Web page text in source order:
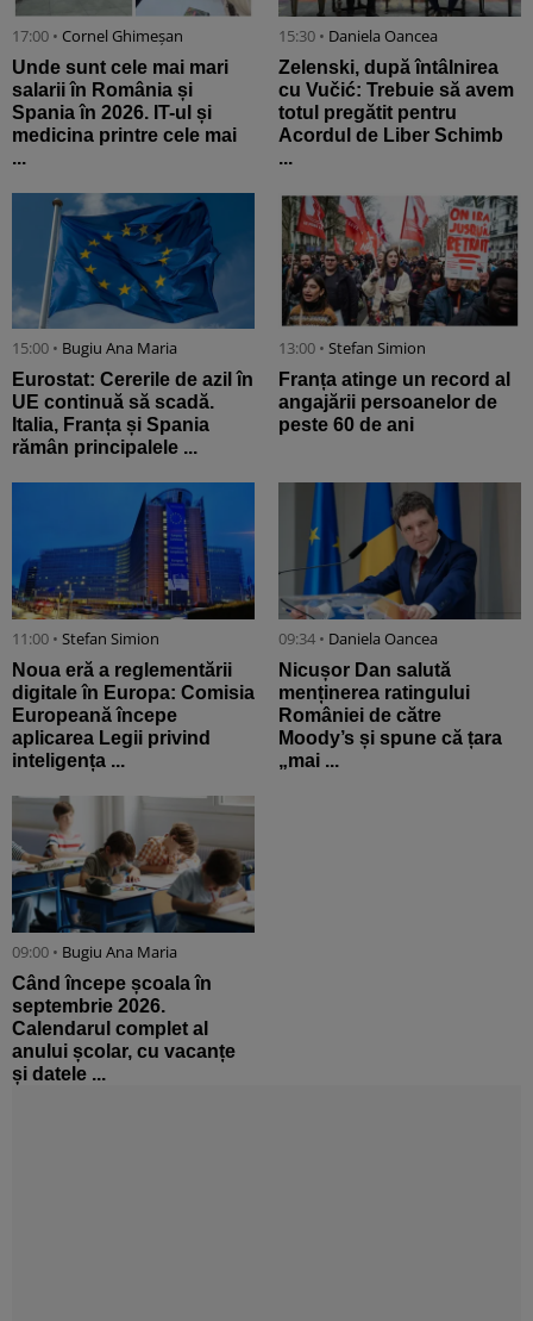
17:00 • Cornel Ghimeșan
Unde sunt cele mai mari
salarii în România și
Spania în 2026. IT-ul și
medicina printre cele mai
...
15:30 • Daniela Oancea
Zelenski, după întâlnirea
cu Vučić: Trebuie să avem
totul pregătit pentru
Acordul de Liber Schimb
...
15:00 • Bugiu ⁠Ana Maria
Eurostat: Cererile de azil în
UE continuă să scadă.
Italia, Franța și Spania
rămân principalele ...
13:00 • Stefan Simion
Franța atinge un record al
angajării persoanelor de
peste 60 de ani
11:00 • Stefan Simion
Noua eră a reglementării
digitale în Europa: Comisia
Europeană începe
aplicarea Legii privind
inteligența ...
09:34 • Daniela Oancea
Nicușor Dan salută
menținerea ratingului
României de către
Moody’s și spune că țara
„mai ...
09:00 • Bugiu ⁠Ana Maria
Când începe școala în
septembrie 2026.
Calendarul complet al
anului școlar, cu vacanțe
și datele ...